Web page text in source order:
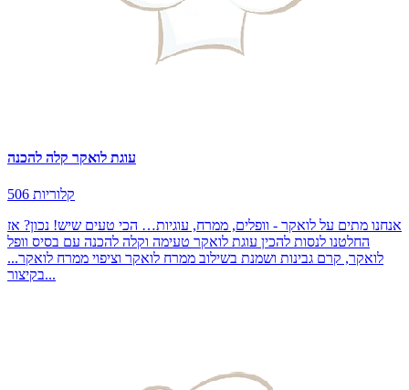
עוגת לואקר קלה להכנה
506 קלוריות
אנחנו מתים על לואקר - וופלים, ממרח, עוגיות… הכי טעים שיש! נכון? אז
החלטנו לנסות להכין עוגת לואקר טעימה וקלה להכנה עם בסיס וופל
לואקר, קרם גבינות ושמנת בשילוב ממרח לואקר וציפוי ממרח לואקר...
בקיצור...